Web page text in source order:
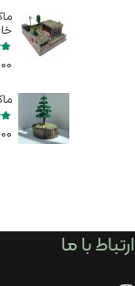
امتیاز
ارتباط با ما